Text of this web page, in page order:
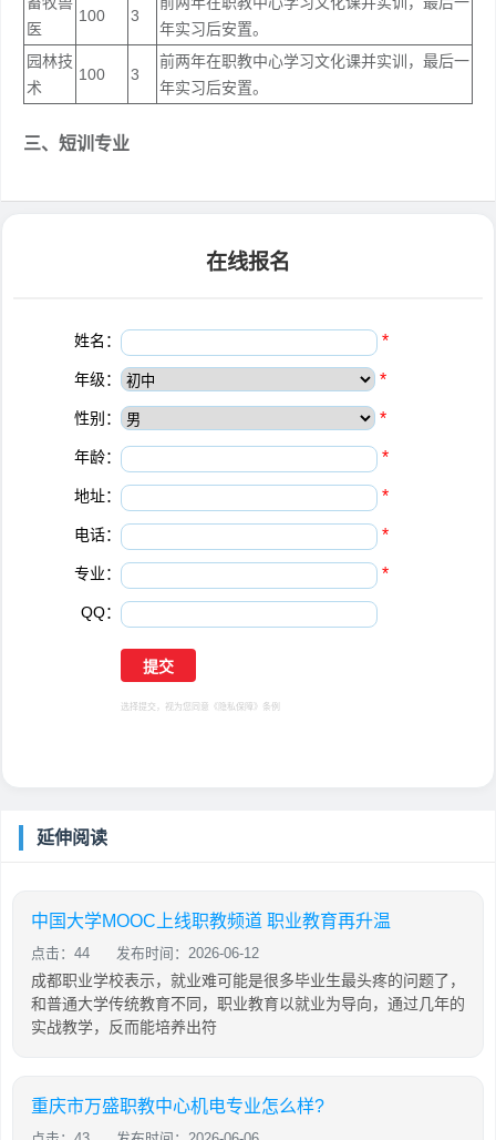
医
100 3
年实习后安置。
园林技
术
100 3
前两年在职教中心学习文化课并实训，最后一
年实习后安置。
三、短训专业
在线报名
姓名： *
年级： *
性别： *
年龄： *
地址： *
电话： *
专业： *
QQ：
选择提交，视为您同意 《隐私保障》 条例
延伸阅读
中国大学MOOC上线职教频道 职业教育再升温
点击：44 发布时间：2026-06-12
成都职业学校表示，就业难可能是很多毕业生最头疼的问题了，
和普通大学传统教育不同，职业教育以就业为导向，通过几年的
实战教学，反而能培养出符
重庆市万盛职教中心机电专业怎么样?